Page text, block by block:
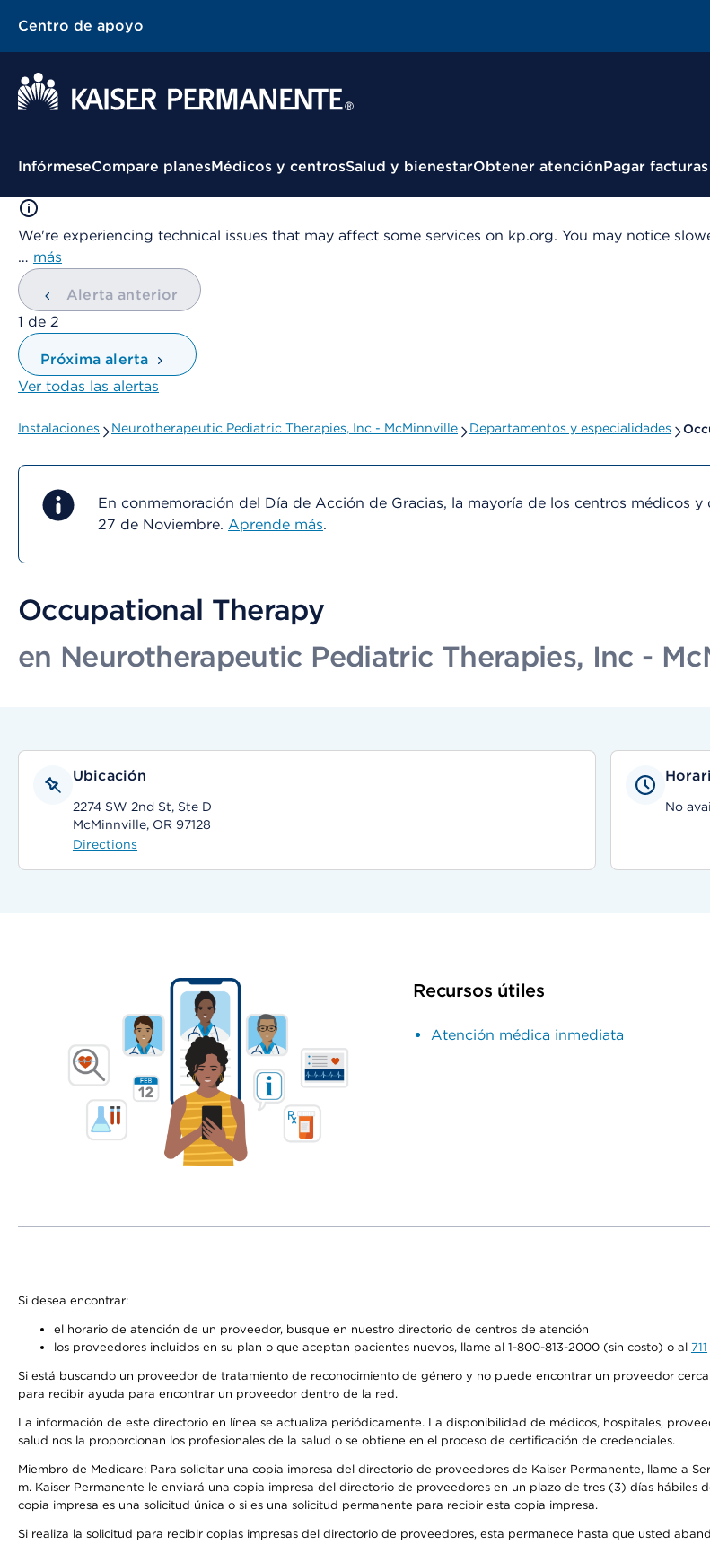
Centro de apoyo
Menú contextual
InfórmeseCompare planesMédicos y centrosSalud y bienestarObtener atenciónPagar facturas
We're experiencing technical issues that may affect some services on kp.org. You may notice
… más
Alerta anterior
mostrando
1 de 2
Próxima alerta
Ver todas las alertas
Instalaciones Neurotherapeutic Pediatric Therapies, Inc - McMinnville Departamentos y especialidades
En conmemoración del Día de Acción de Gracias, la mayoría de los centros médicos
27 de Noviembre. Aprende más.
Occupational Therapy
en Neurotherapeutic Pediatric Therapies, Inc -
Ubicación
2274 SW 2nd St, Ste D
McMinnville, OR 97128
Directions
No
Recursos útiles
Atención médica inmediata
Si desea encontrar:
el horario de atención de un proveedor, busque en nuestro directorio de centros de atención
los proveedores incluidos en su plan o que aceptan pacientes nuevos, llame al 1-800-813-2000 (sin costo) o al 711
Si está buscando un proveedor de tratamiento de reconocimiento de género y no puede encontrar un proveedor
para recibir ayuda para encontrar un proveedor dentro de la red.
La información de este directorio en línea se actualiza periódicamente. La disponibilidad de médicos, hospitales,
salud nos la proporcionan los profesionales de la salud o se obtiene en el proceso de certificación de credenciales.
Miembro de Medicare: Para solicitar una copia impresa del directorio de proveedores de Kaiser Permanente, llame a
m. Kaiser Permanente le enviará una copia impresa del directorio de proveedores en un plazo de tres (3) días hábiles
copia impresa es una solicitud única o si es una solicitud permanente para recibir esta copia impresa.
Si realiza la solicitud para recibir copias impresas del directorio de proveedores, esta permanece hasta que usted